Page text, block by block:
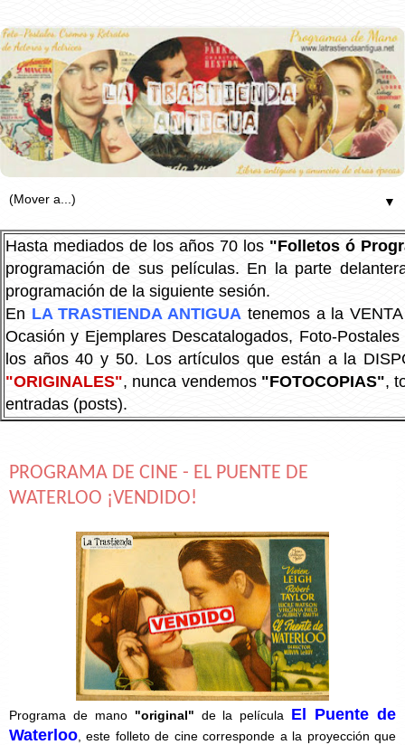
▼
Hasta mediados de los años 70 los "Folletos ó
programación de sus películas. En la parte
programación de la siguiente sesión.
En LA TRASTIENDA ANTIGUA tenemos a la
Ocasión y Ejemplares Descatalogados, Foto-
los años 40 y 50. Los artículos que están a la
"ORIGINALES", nunca vendemos "FOTOCOPIAS",
entradas (posts).
PROGRAMA DE CINE - EL PUENTE DE
WATERLOO ¡VENDIDO!
Programa de mano "original" de la película El Puente de
Waterloo , este folleto de cine corresponde a la proyección que